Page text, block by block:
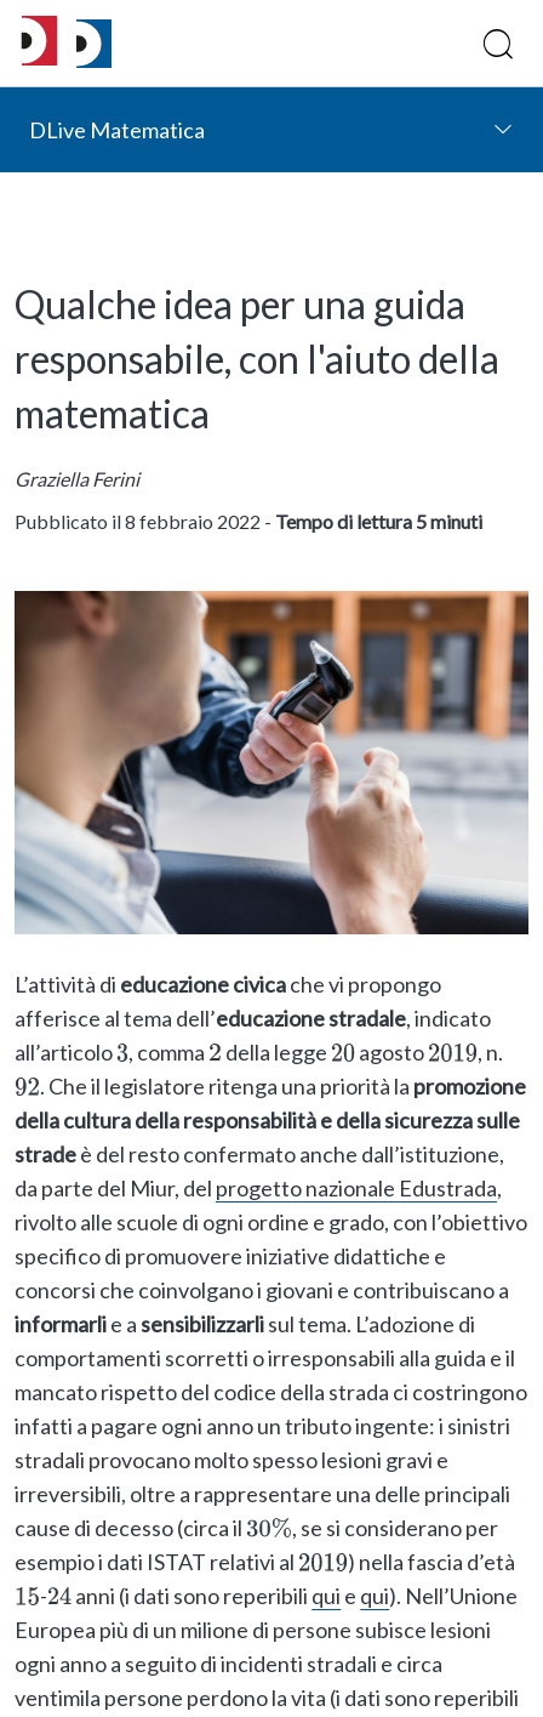
DLive Matematica
Qualche idea per una guida
responsabile, con l'aiuto della
matematica
Graziella Ferini
Pubblicato il 8 febbraio 2022 - Tempo di lettura 5 minuti
L’attività di educazione civicache vi propongo
afferisce al tema dell’educazione stradale, indicato
all’articolo3, comma 2 della legge 20 agosto2019, n.
92. Che il legislatore ritenga una priorità la promozione
della cultura della responsabilità e della sicurezza sulle
stradeè del resto confermato anche dall’istituzione,
da parte del Miur, del progetto nazionale Edustrada,
rivolto alle scuole di ogni ordine e grado, con l’obiettivo
specifico di promuovere iniziative didattiche e
concorsi che coinvolgano i giovani e contribuiscano a
informarlie asensibilizzarlisul tema. L’adozione di
comportamenti scorretti o irresponsabili alla guida e il
mancato rispetto del codice della strada ci costringono
infatti a pagare ogni anno un tributo ingente: i sinistri
stradali provocano molto spesso lesioni gravi e
irreversibili, oltre a rappresentare una delle principali
cause di decesso (circa il 30%, se si considerano per
esempio i dati ISTAT relativi al 2019) nella fascia d’età
15-24anni (i dati sono reperibili qui e qui). Nell’Unione
Europea più di un milione di persone subisce lesioni
ogni anno a seguito di incidenti stradali e circa
ventimila persone perdono la vita (i dati sono reperibili